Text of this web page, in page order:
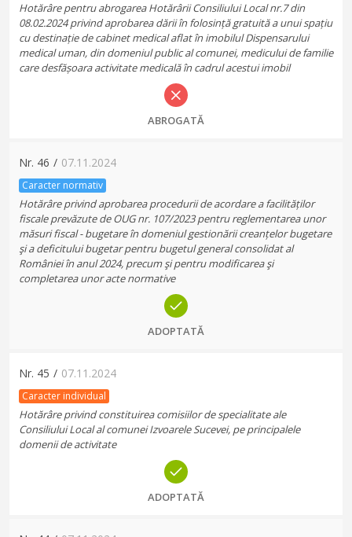
Hotărâre pentru abrogarea Hotărârii Consiliului Local nr.7 din
08.02.2024 privind aprobarea dării în folosință gratuită a unui spațiu
cu destinație de cabinet medical aflat în imobilul Dispensarului
medical uman, din domeniul public al comunei, medicului de familie
care desfășoara activitate medicală în cadrul acestui imobil
ABROGATĂ
Nr. 46 / 07.11.2024
Caracter normativ
Hotărâre privind aprobarea procedurii de acordare a facilităților
fiscale prevăzute de OUG nr. 107/2023 pentru reglementarea unor
măsuri fiscal - bugetare în domeniul gestionării creanțelor bugetare
şi a deficitului bugetar pentru bugetul general consolidat al
României în anul 2024, precum şi pentru modificarea şi
completarea unor acte normative
ADOPTATĂ
Nr. 45 / 07.11.2024
Caracter individual
Hotărâre privind constituirea comisiilor de specialitate ale
Consiliului Local al comunei Izvoarele Sucevei, pe principalele
domenii de activitate
ADOPTATĂ